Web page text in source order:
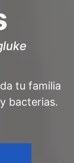
tu familia
bacterias.